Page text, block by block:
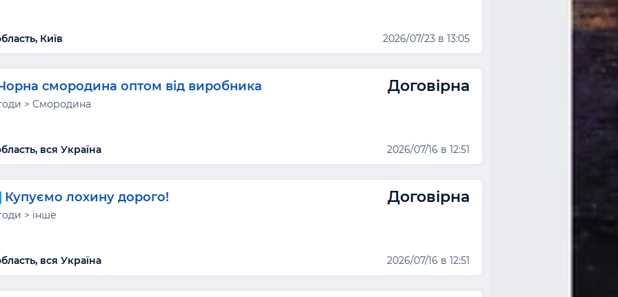
Київ
2026/07/23 в 13:05
смородина оптом від виробника Договірна
> Смородина
вся Україна
2026/07/16 в 12:51
Купуємо лохину дорого! Договірна
> інше
вся Україна
2026/07/16 в 12:51